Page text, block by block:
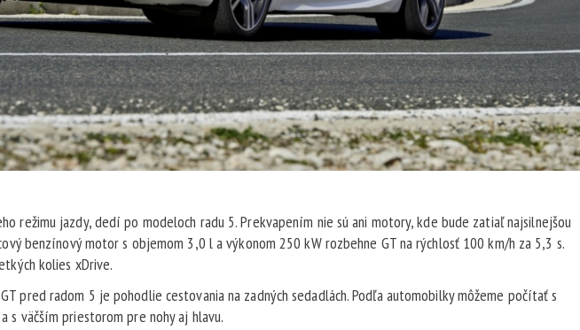
režimu jazdy, dedí po modeloch radu 5. Prekvapením nie sú ani motory, kde bude zatiaľ najsilnejšou
benzínový motor s objemom 3,0 l a výkonom 250 kW rozbehne GT na rýchlosť 100 km/h za 5,3 s.
kolies xDrive.
pred radom 5 je pohodlie cestovania na zadných sedadlách. Podľa automobilky môžeme počítať s
s väčším priestorom pre nohy aj hlavu.